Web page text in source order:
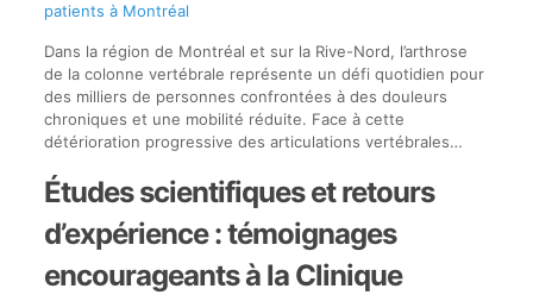
patients à Montréal
Dans la région de Montréal et sur la Rive-Nord, l’arthrose
de la colonne vertébrale représente un défi quotidien pour
des milliers de personnes confrontées à des douleurs
chroniques et une mobilité réduite. Face à cette
détérioration progressive des articulations vertébrales…
Études scientifiques et retours
d’expérience : témoignages
encourageants à la Clinique